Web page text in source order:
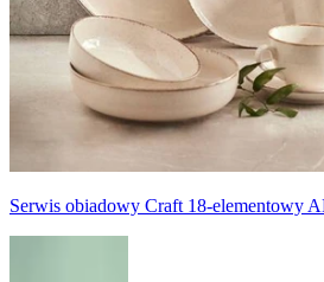
Serwis obiadowy Craft 18-elementowy